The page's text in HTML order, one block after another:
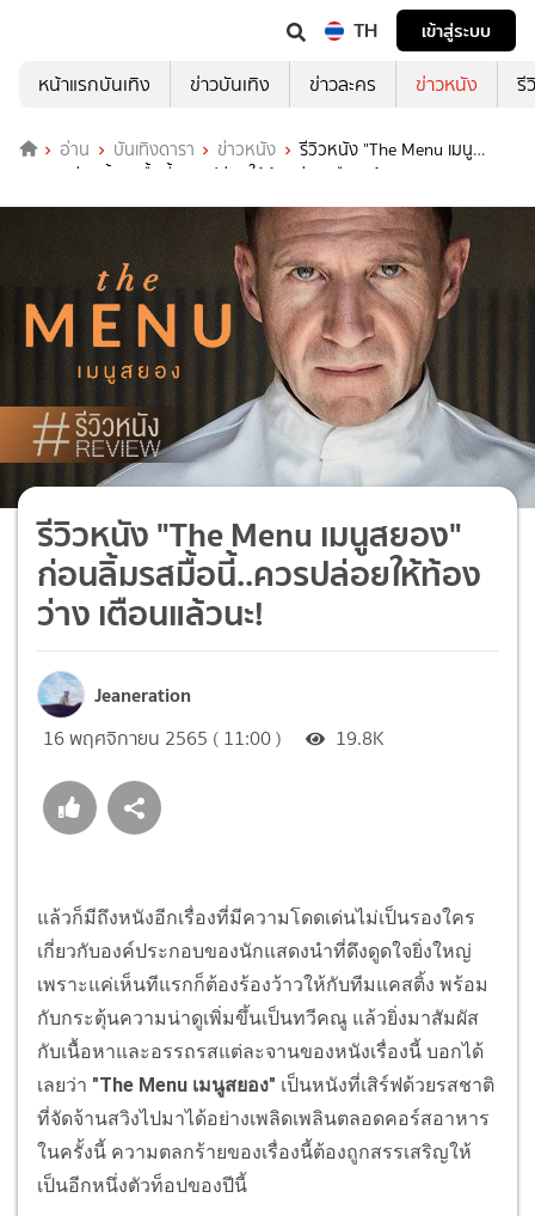
TH
เข้าสู่ระบบ
หน้าแรกบันเทิง
ข่าวบันเทิง ข่าวละคร ข่าวหนัง รี
อ่าน บันเทิงดารา ข่าวหนัง
รีวิวหนัง "The Menu เมนู
สยอง" ก่อนลิ้มรสมื้อนี้..ควรปล่อยให้ท้องว่าง เตือนแล้วนะ!
รีวิวหนัง "The Menu เมนูสยอง"
ก่อนลิ้มรสมื้อนี้..ควรปล่อยให้ท้อง
ว่าง เตือนแล้วนะ!
Jeaneration
16 พฤศจิกายน 2565 ( 11:00 ) 19.8K
แล้วก็มีถึงหนังอีกเรื่องที่มีความโดดเด่นไม่เป็นรองใคร
เกี่ยวกับองค์ประกอบของนักแสดงนำที่ดึงดูดใจยิ่งใหญ่
เพราะแค่เห็นทีแรกก็ต้องร้องว้าวให้กับทีมแคสติ้ง พร้อม
กับกระตุ้นความน่าดูเพิ่มขึ้นเป็นทวีคณู แล้วยิ่งมาสัมผัส
กับเนื้อหาและอรรถรสแต่ละจานของหนังเรื่องนี้ บอกได้
เลยว่า "The Menu เมนูสยอง" เป็นหนังที่เสิร์ฟด้วยรสชาติ
ที่จัดจ้านสวิงไปมาได้อย่างเพลิดเพลินตลอดคอร์สอาหาร
ในครั้งนี้ ความตลกร้ายของเรื่องนี้ต้องถูกสรรเสริญให้
เป็นอีกหนึ่งตัวท็อปของปีนี้